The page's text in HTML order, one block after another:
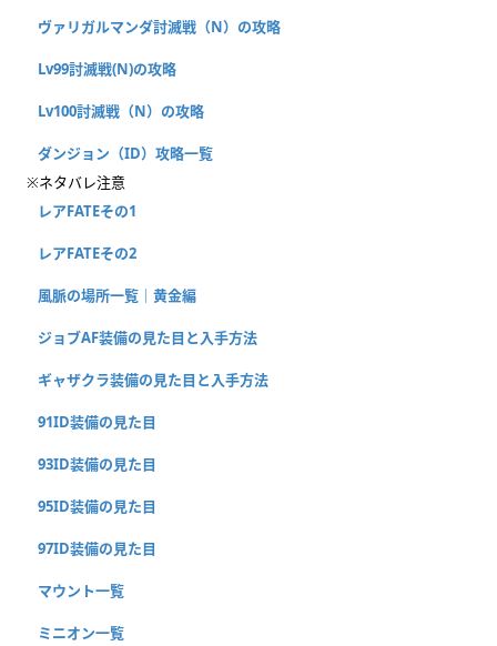
ヴァリガルマンダ討滅戦（N）の攻略
Lv99討滅戦(N)の攻略
Lv100討滅戦（N）の攻略
ダンジョン（ID）攻略一覧
※ネタバレ注意
レアFATEその1
レアFATEその2
風脈の場所一覧｜黄金編
ジョブAF装備の見た目と入手方法
ギャザクラ装備の見た目と入手方法
91ID装備の見た目
93ID装備の見た目
95ID装備の見た目
97ID装備の見た目
マウント一覧
ミニオン一覧